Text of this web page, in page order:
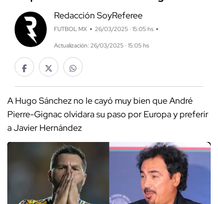
Redacción SoyReferee
FUTBOL MX 26/03/2025 · 15:05 hs
Actualización: 26/03/2025 · 15:05 hs
A Hugo Sánchez no le cayó muy bien que André
Pierre-Gignac olvidara su paso por Europa y preferir
a Javier Hernández